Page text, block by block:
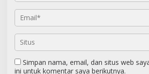
Simpan nama, email, dan situs web
ini untuk komentar saya berikutnya.